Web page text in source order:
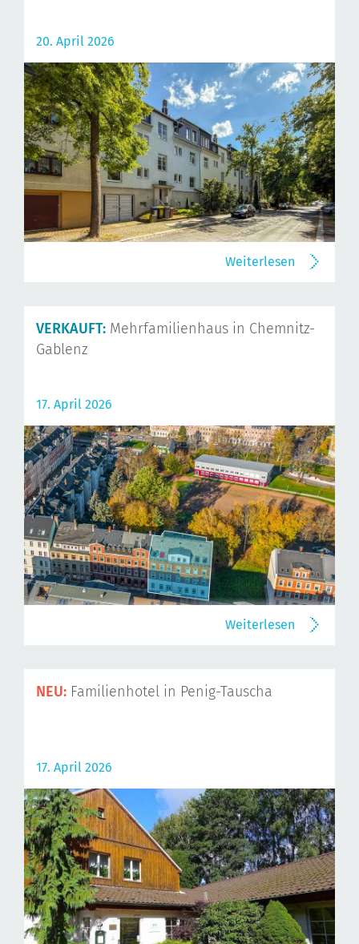
20. April 2026
Weiterlesen
VERKAUFT: Mehrfamilienhaus in Chemnitz-
Gablenz
17. April 2026
Weiterlesen
NEU: Familienhotel in Penig-Tauscha
17. April 2026